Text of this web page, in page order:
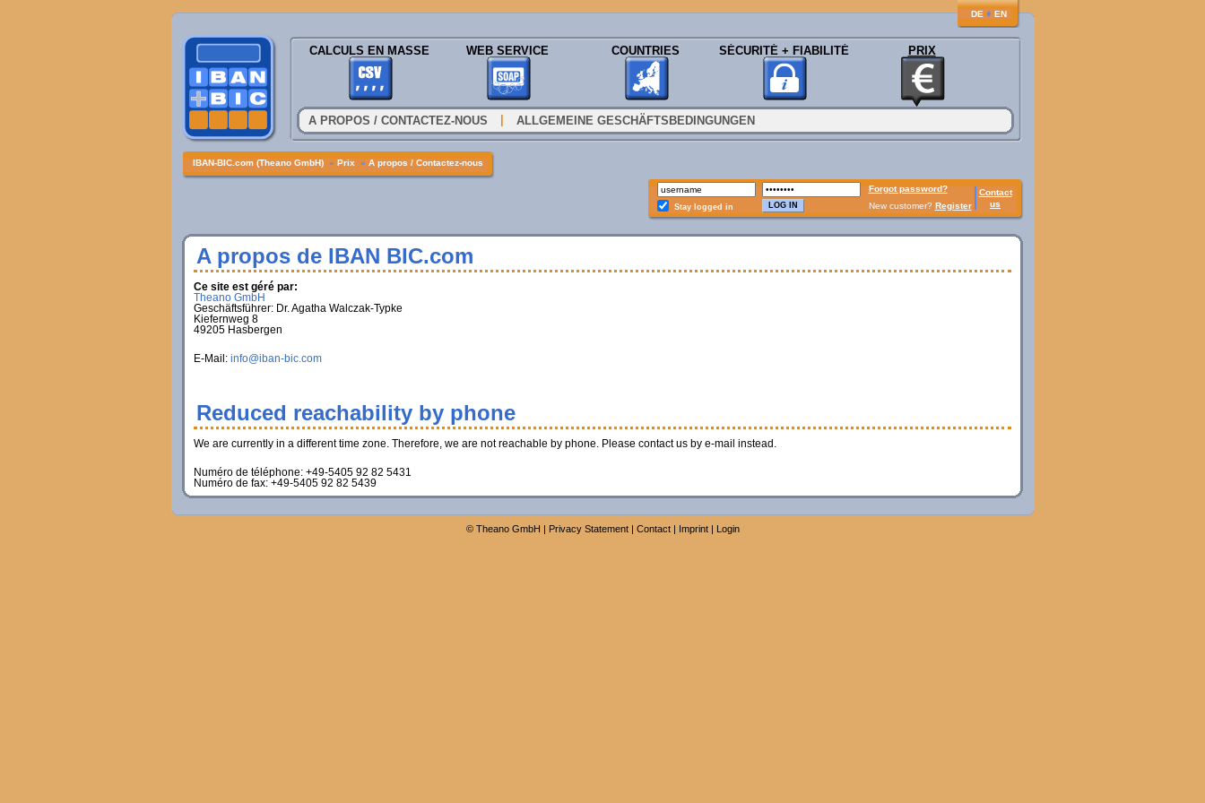
DE ♦ EN
CALCULS EN MASSE WEB SERVICE COUNTRIES SÉCURITÉ + FIABILITÉ PRIX
A PROPOS / CONTACTEZ-NOUS ALLGEMEINE GESCHÄFTSBEDINGUNGEN
IBAN-BIC.com (Theano GmbH) » Prix » A propos / Contactez-nous
Forgot password?
Contact
us
Stay logged in New customer? Register
A propos de IBAN BIC.com
Ce site est géré par:
Theano GmbH
Geschäftsführer: Dr. Agatha Walczak-Typke
Kiefernweg 8
49205 Hasbergen
E-Mail: info@iban-bic.com
Reduced reachability by phone
We are currently in a different time zone. Therefore, we are not reachable by phone. Please contact us by e-mail instead.
Numéro de téléphone: +49-5405 92 82 5431
Numéro de fax: +49-5405 92 82 5439
© Theano GmbH | Privacy Statement| Contact| Imprint| Login